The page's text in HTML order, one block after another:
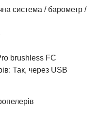
система / барометр /
brushless FC
Так, через USB